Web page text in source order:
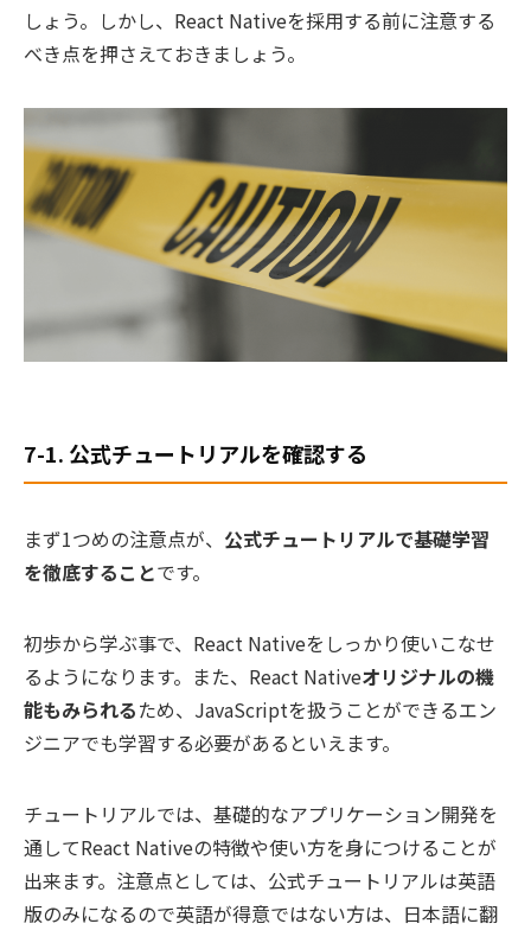
しょう。しかし、React Nativeを採用する前に注意する
べき点を押さえておきましょう。
7-1. 公式チュートリアルを確認する
まず1つめの注意点が、 公式チュートリアルで基礎学習
を徹底することです。
初歩から学ぶ事で、React Nativeをしっかり使いこなせ
るようになります。また、React Nativeオリジナルの機
能もみられるため、JavaScriptを扱うことができるエン
ジニアでも学習する必要があるといえます。
チュートリアルでは、基礎的なアプリケーション開発を
通してReact Nativeの特徴や使い方を身につけることが
出来ます。注意点としては、公式チュートリアルは英語
版のみになるので英語が得意ではない方は、日本語に翻